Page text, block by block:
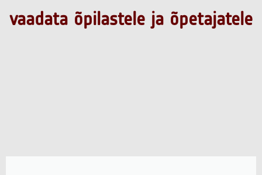
vaadata õpilastele ja õpetajatele